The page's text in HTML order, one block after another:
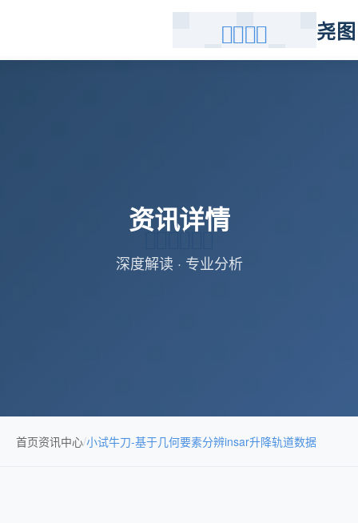
尧
资讯详情
深度解读 · 专业分析
首页资讯中心/小试牛刀-基于几何要素分辨insar升降轨道数据